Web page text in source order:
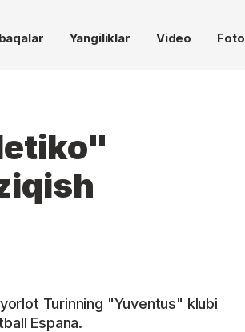
Yangiliklar Video Foto
Turinning "Yuventus" klubi
Espana.